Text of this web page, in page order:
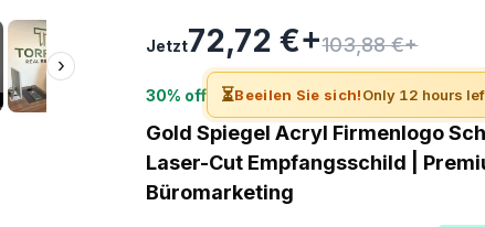
›
›
Jetzt72,72 €+103,88 €+
30% off ⏳Beeilen Sie sich!Only 12 hours
Gold Spiegel Acryl Firmenlogo
Laser-Cut Empfangsschild |
Büromarketing